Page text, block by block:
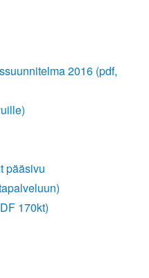
2016 (pdf,
pääsivu
170kt)